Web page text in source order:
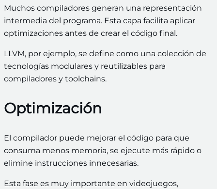
Muchos compiladores generan una representación
intermedia del programa. Esta capa facilita aplicar
optimizaciones antes de crear el código final.
LLVM, por ejemplo, se define como una colección de
tecnologías modulares y reutilizables para
compiladores y toolchains.
Optimización
El compilador puede mejorar el código para que
consuma menos memoria, se ejecute más rápido o
elimine instrucciones innecesarias.
Esta fase es muy importante en videojuegos,